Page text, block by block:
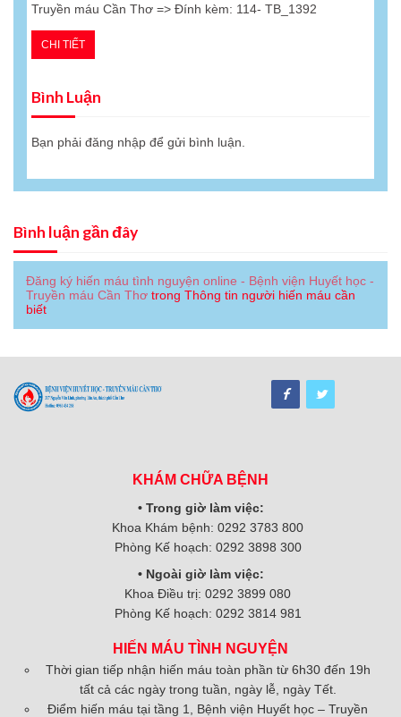
Truyền máu Cần Thơ => Đính kèm: 114- TB_1392
CHI TIẾT
Bình Luận
Bạn phải đăng nhập để gửi bình luận.
Bình luận gần đây
Đăng ký hiến máu tình nguyện online - Bệnh viện Huyết học -
Truyền máu Cần Thơ trong Thông tin người hiến máu cần
biết
KHÁM CHỮA BỆNH
• Trong giờ làm việc:
Khoa Khám bệnh: 0292 3783 800
Phòng Kế hoạch: 0292 3898 300
• Ngoài giờ làm việc:
Khoa Điều trị: 0292 3899 080
Phòng Kế hoạch: 0292 3814 981
HIẾN MÁU TÌNH NGUYỆN
Thời gian tiếp nhận hiến máu toàn phần từ 6h30 đến 19h
tất cả các ngày trong tuần, ngày lễ, ngày Tết.
Điểm hiến máu tại tầng 1, Bệnh viện Huyết học – Truyền